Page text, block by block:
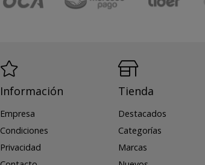
Información
Empresa
Condiciones
Privacidad
Tienda
Destacados
Categorías
Marcas